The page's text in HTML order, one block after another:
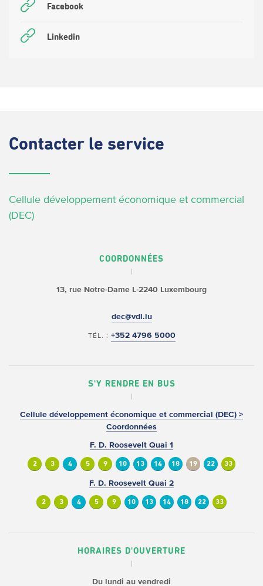
Facebook
Linkedin
Contacter le service
Cellule développement économique et commercial
(DEC)
COORDONNÉES
13, rue Notre-Dame L-2240 Luxembourg
dec@vdl.lu
TÉL. : +352 4796 5000
S'Y RENDRE EN BUS
Cellule développement économique et commercial (DEC) >
Coordonnées
F. D. Roosevelt Quai 1
2 3 4 5 9 10 13 14 18 19 22 33
F. D. Roosevelt Quai 2
2 3 4 5 9 10 13 14 18 22 33
HORAIRES D'OUVERTURE
Du lundi au vendredi